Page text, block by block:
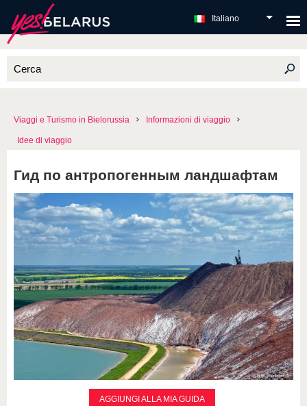
Italiano
Viaggi e Turismo in Bielorussia Informazioni di viaggio
Idee di viaggio
Гид по антропогенным ландшафтам
AGGIUNGI ALLA MIA GUIDA